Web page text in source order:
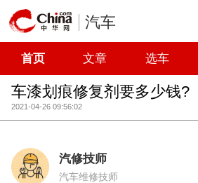
汽车
首页 文章 选车
车漆划痕修复剂要多少钱?
2021-04-26 09:56:02
汽修技师
汽车维修技师